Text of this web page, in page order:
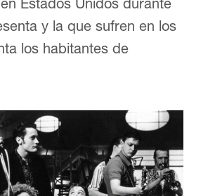
Estados Unidos durante
y la que sufren en los
los habitantes de